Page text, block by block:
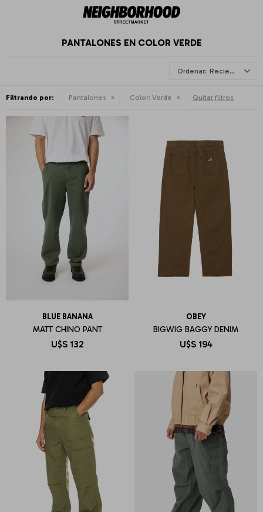
PANTALONES EN COLOR VERDE
Recientes
Filtrando por: Pantalones Color: Verde Quitar filtros
BLUE BANANA
MATT CHINO PANT
U$S 132
OBEY
BIGWIG BAGGY DENIM
U$S 194